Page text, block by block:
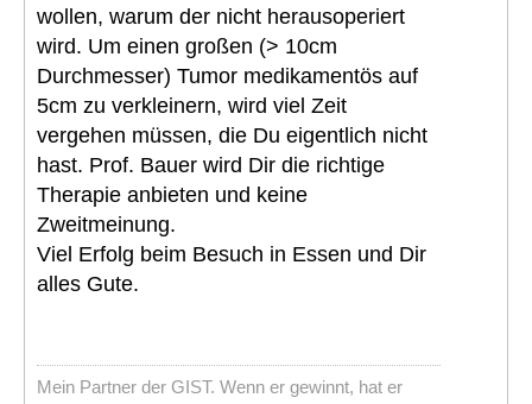
wollen, warum der nicht herausoperiert
wird. Um einen großen (> 10cm
Durchmesser) Tumor medikamentös auf
5cm zu verkleinern, wird viel Zeit
vergehen müssen, die Du eigentlich nicht
hast. Prof. Bauer wird Dir die richtige
Therapie anbieten und keine
Zweitmeinung.
Viel Erfolg beim Besuch in Essen und Dir
alles Gute.
Mein Partner der GIST. Wenn er gewinnt, hat er